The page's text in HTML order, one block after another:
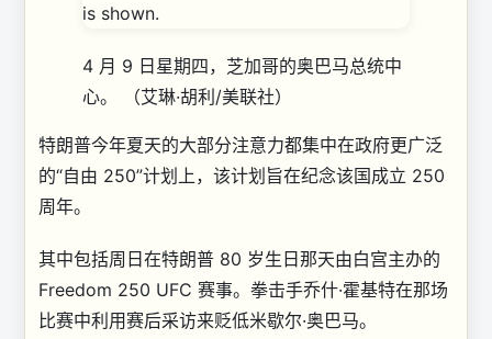
4 月 9 日星期四，芝加哥的奥巴马总统中
心。
（艾琳·胡利/美联社）
特朗普今年夏天的大部分注意力都集中在政府更广泛
的“自由 250”计划上，该计划旨在纪念该国成立 250
周年。
其中包括周日在特朗普 80 岁生日那天由白宫主办的
Freedom 250 UFC 赛事。拳击手乔什·霍基特在那场
比赛中利用赛后采访来贬低米歇尔·奥巴马。